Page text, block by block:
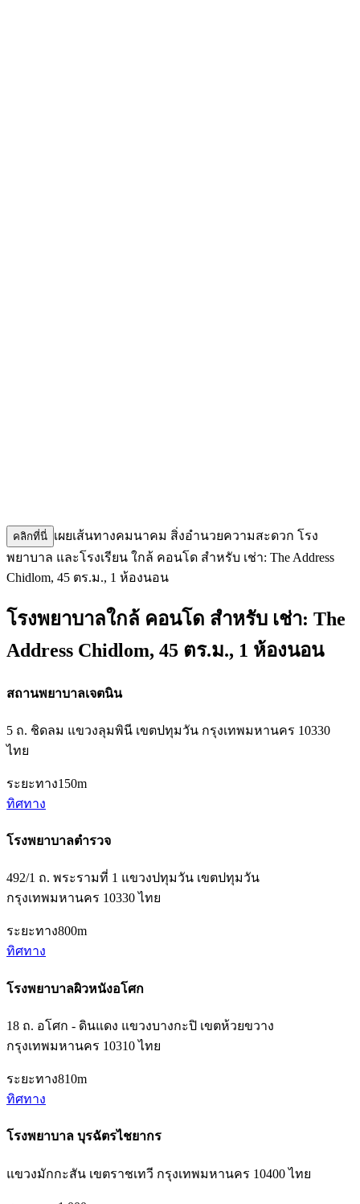
คลิกที่นี่ เผยเส้นทางคมนาคม สิ่งอำนวยความสะดวก โรง
พยาบาล และโรงเรียน ใกล้ คอนโด สำหรับ เช่า: The Address
Chidlom, 45 ตร.ม., 1 ห้องนอน
โรงพยาบาลใกล้ คอนโด สำหรับ เช่า: The
Address Chidlom, 45 ตร.ม., 1 ห้องนอน
สถานพยาบาลเจตนิน
5 ถ. ชิดลม แขวงลุมพินี เขตปทุมวัน กรุงเทพมหานคร 10330
ไทย
ระยะทาง150m
ทิศทาง
โรงพยาบาลตำรวจ
492/1 ถ. พระรามที่ 1 แขวงปทุมวัน เขตปทุมวัน
กรุงเทพมหานคร 10330 ไทย
ระยะทาง800m
ทิศทาง
โรงพยาบาลผิวหนังอโศก
18 ถ. อโศก - ดินแดง แขวงบางกะปิ เขตห้วยขวาง
กรุงเทพมหานคร 10310 ไทย
ระยะทาง810m
ทิศทาง
โรงพยาบาล บุรฉัตรไชยากร
แขวงมักกะสัน เขตราชเทวี กรุงเทพมหานคร 10400 ไทย